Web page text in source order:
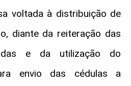
voltada à distribuição de
diante da reiteração das
e da utilização do
envio das cédulas a